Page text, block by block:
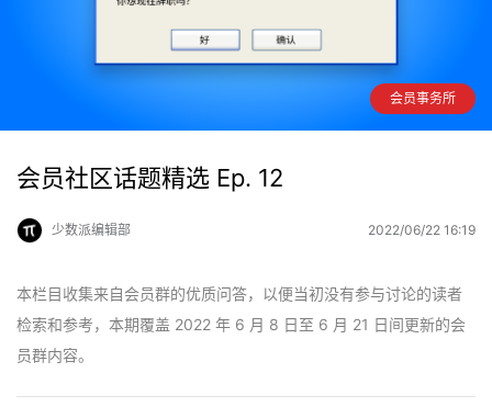
会员事务所
会员社区话题精选 Ep. 12
少数派编辑部 2022/06/22 16:19
本栏目收集来自会员群的优质问答，以便当初没有参与讨论的读者
检索和参考，本期覆盖 2022 年 6 月 8 日至 6 月 21 日间更新的会
员群内容。